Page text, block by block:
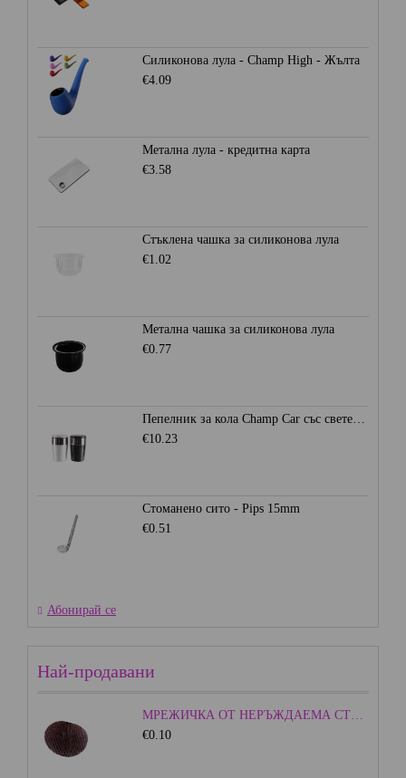
Силиконова лула - Champ High - Жълта
€4.09
Метална лула - кредитна карта
€3.58
Стъклена чашка за силиконова лула
€1.02
Метална чашка за силиконова лула
€0.77
Пепелник за кола Champ Car със светеща LED светлина
€10.23
Стоманено сито - Pips 15mm
€0.51
Абонирай се
Най-продавани
МРЕЖИЧКА ОТ НЕРЪЖДАЕМА СТОМАНА - 15ММ.
€0.10